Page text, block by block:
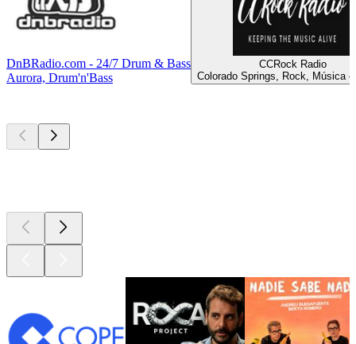
DnBRadio.com - 24/7 Drum & Bass
Aurora, Drum'n'Bass
CCRock Radio
Colorado Springs, Rock, Música